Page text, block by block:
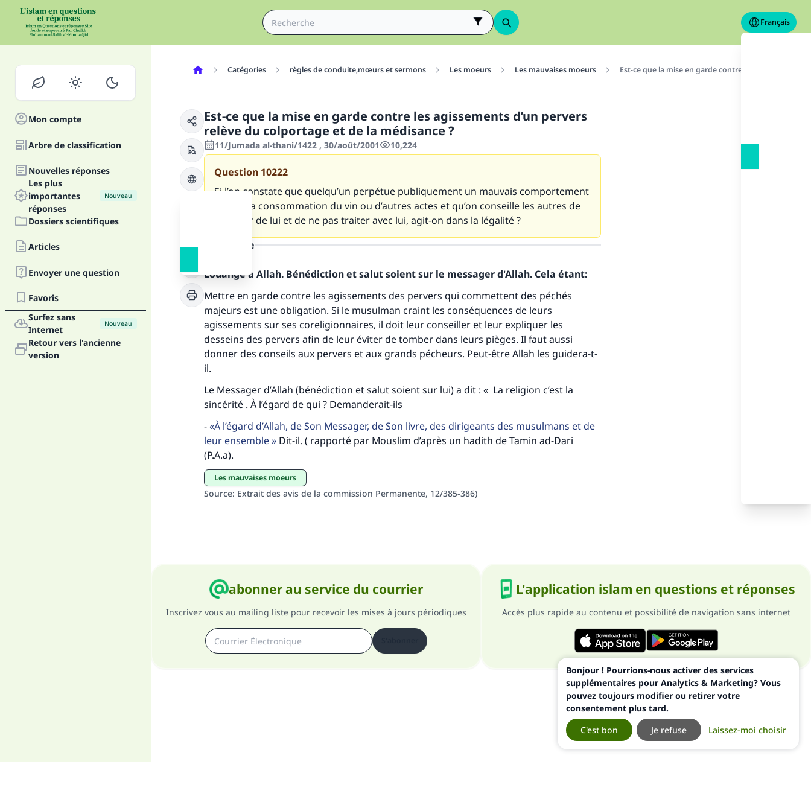
Français
Mon compte
Arbre de classification
Nouvelles réponses
Les plus
importantes
réponses
Nouveau
Dossiers scientifiques
Articles
Envoyer une question
Favoris
Surfez sans
Internet
Nouveau
Retour vers l'ancienne
version
Catégories règles de conduite,mœurs et sermons Les moeurs Les mauvaises moeurs Est-ce que la mise en garde contre les agissements
Est-ce que la mise en garde contre les agissements d’un pervers
relève du colportage et de la médisance ?
11/Jumada al-thani/1422 , 30/août/2001 10,224
Question 10222
Si l’on constate que quelqu’un perpétue publiquement un mauvais comportement
tel que la consommation du vin ou d’autres actes et qu’on conseille les autres de
s’écarter de lui et de ne pas traiter avec lui, agit-on dans la légalité ?
la réponse
Louange à Allah. Bénédiction et salut soient sur le messager d'Allah. Cela étant:
Mettre en garde contre les agissements des pervers qui commettent des péchés
majeurs est une obligation. Si le musulman craint les conséquences de leurs
agissements sur ses coreligionnaires, il doit leur conseiller et leur expliquer les
desseins des pervers afin de leur éviter de tomber dans leurs pièges. Il faut aussi
donner des conseils aux pervers et aux grands pécheurs. Peut-être Allah les guidera-t-
il.
Le Messager d’Allah (bénédiction et salut soient sur lui) a dit : « La religion c’est la
sincérité . À l’égard de qui ? Demanderait-ils
- À l’égard d’Allah, de Son Messager, de Son livre, des dirigeants des musulmans et de
leur ensemble
Dit-il. ( rapporté par Mouslim d’après un hadith de Tamin ad-Dari
(P.A.a).
Les mauvaises moeurs
Source: Extrait des avis de la commission Permanente, 12/385-386)
abonner au service du courrier
Inscrivez vous au mailing liste pour recevoir les mises à jours périodiques
L'application islam en questions et réponses
Accès plus rapide au contenu et possibilité de navigation sans internet
Faites une différence dans la vie de millions de
personnes grâce à votre contribution
Aidez nous à apporter des réponses.
"Celui qui indique une bonne action obtient la même récompense
que celui qui le fait."
Bonjour ! Pourrions-nous activer des services
supplémentaires pour Analytics & Marketing? Vous
pouvez toujours modifier ou retirer votre
consentement plus tard.
Laissez-moi choisir
Je refuse
C'est bon